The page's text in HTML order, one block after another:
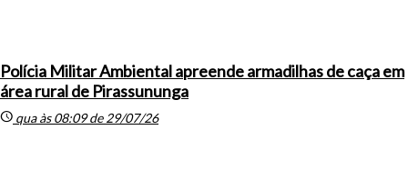
Polícia Militar Ambiental apreende armadilhas de caça em
área rural de Pirassununga
schedule qua às 08:09 de 29/07/26